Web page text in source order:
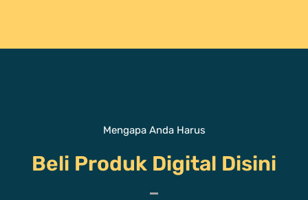
Mengapa Anda Harus
Beli Produk Digital Disini